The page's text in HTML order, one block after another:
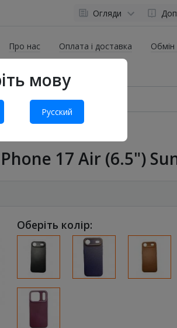
мову
Русский
Огляди
Про нас Оплата і доставка Обмін
17 Air (6.5")
Оберіть колір: